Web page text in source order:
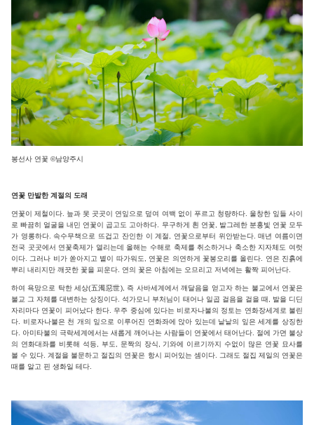
봉선사 연꽃 ©남양주시
연꽃 만발한 계절의 도래
연꽃이 제철이다. 늪과 못 곳곳이 연잎으로 덮여 여백 없이 푸르고 청량하다. 울창한 잎들 사이
로 빠끔히 얼굴을 내민 연꽃이 곱고도 고아하다. 무구하게 흰 연꽃, 발그레한 분홍빛 연꽃 모두
가 영롱하다. 속수무책으로 뜨겁고 잔인한 이 계절, 연꽃으로부터 위안받는다. 매년 여름이면
전국 곳곳에서 연꽃축제가 열리는데 올해는 수해로 축제를 취소하거나 축소한 지자체도 여럿
이다. 그러나 비가 쏟아지고 볕이 따가워도, 연꽃은 의연하게 꽃봉오리를 올린다. 연은 진흙에
뿌리 내리지만 깨끗한 꽃을 피운다. 연의 꽃은 아침에는 오므리고 저녁에는 활짝 피어난다.
하여 욕망으로 탁한 세상(五濁惡世), 즉 사바세계에서 깨달음을 얻고자 하는 불교에서 연꽃은
불교 그 자체를 대변하는 상징이다. 석가모니 부처님이 태어나 일곱 걸음을 걸을 때, 발을 디딘
자리마다 연꽃이 피어났다 한다. 우주 중심에 있다는 비로자나불의 정토는 연화장세계로 불린
다. 비로자나불은 천 개의 잎으로 이루어진 연화좌에 앉아 있는데 낱낱의 잎은 세계를 상징한
다. 아미타불의 극락세계에서는 새롭게 깨어나는 사람들이 연꽃에서 태어난다. 절에 가면 불상
의 연화대좌를 비롯해 석등, 부도, 문짝의 장식, 기와에 이르기까지 수없이 많은 연꽃 묘사를
볼 수 있다. 계절을 불문하고 절집의 연꽃은 항시 피어있는 셈이다. 그래도 절집 제일의 연꽃은
때를 알고 핀 생화일 테다.